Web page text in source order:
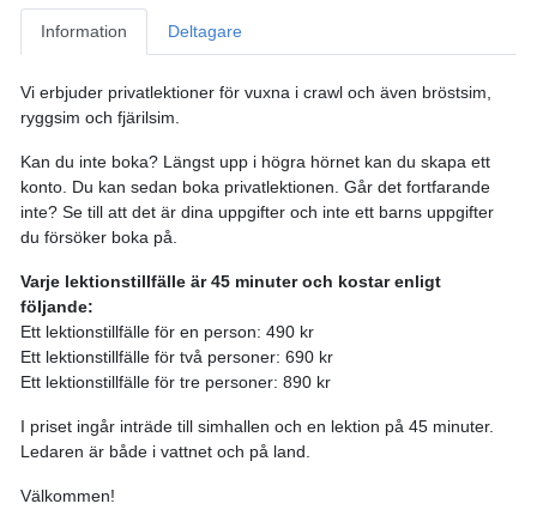
Information Deltagare
Vi erbjuder privatlektioner för vuxna i crawl och även bröstsim,
ryggsim och fjärilsim.
Kan du inte boka? Längst upp i högra hörnet kan du skapa ett
konto. Du kan sedan boka privatlektionen. Går det fortfarande
inte? Se till att det är dina uppgifter och inte ett barns uppgifter
du försöker boka på.
Varje lektionstillfälle är 45 minuter och kostar enligt
följande:
Ett lektionstillfälle för en person: 490 kr
Ett lektionstillfälle för två personer: 690 kr
Ett lektionstillfälle för tre personer: 890 kr
I priset ingår inträde till simhallen och en lektion på 45 minuter.
Ledaren är både i vattnet och på land.
Välkommen!